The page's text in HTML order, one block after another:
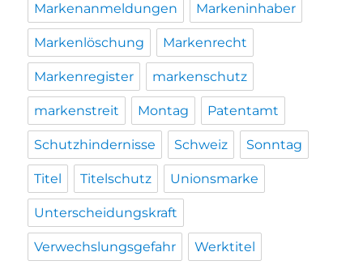
Markenanmeldungen Markeninhaber
Markenlöschung Markenrecht
Markenregister markenschutz
markenstreit Montag Patentamt
Schutzhindernisse Schweiz Sonntag
Titel Titelschutz Unionsmarke
Unterscheidungskraft
Verwechslungsgefahr Werktitel